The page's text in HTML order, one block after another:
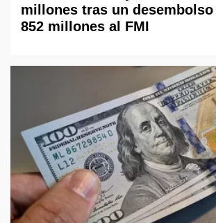
millones tras un desembolso
852 millones al FMI